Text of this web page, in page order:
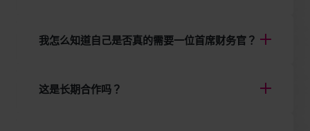
我怎么知道自己是否真的需要一位首席财务官？
这是长期合作吗？